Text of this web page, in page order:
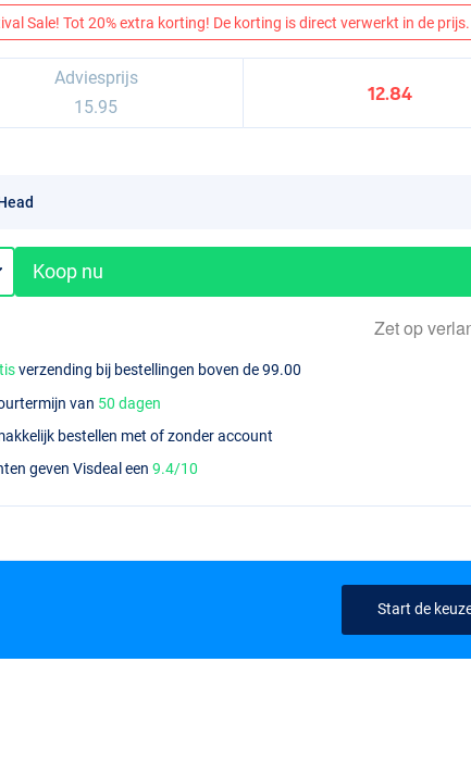
Sale! Tot 20% extra korting! De korting is direct verwerkt in de prijs.
Adviesprijs
15.95
12.84
Koop nu
Zet op
verzending bij bestellingen boven de 99.00
van 50 dagen
bestellen met of zonder account
geven Visdeal een9.4/10
Start de